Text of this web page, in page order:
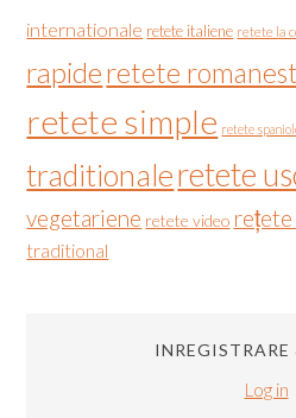
internationale retete italiene retete la
rapideretete
retete simple retete
traditionaleretete
vegetariene retete video
traditional
Log in